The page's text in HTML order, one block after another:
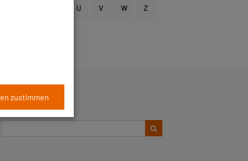
U V W Z
WEBSEITENSUCHE
zustimmen